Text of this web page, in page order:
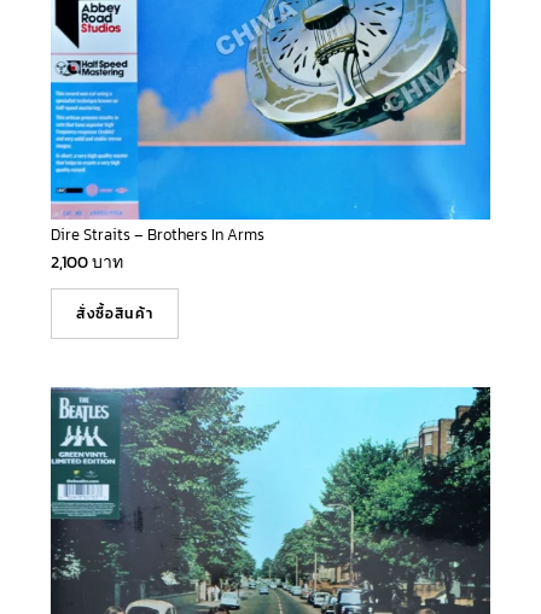
Dire Straits – Brothers In Arms
2,100บาท
สั่งซื้อสินค้า